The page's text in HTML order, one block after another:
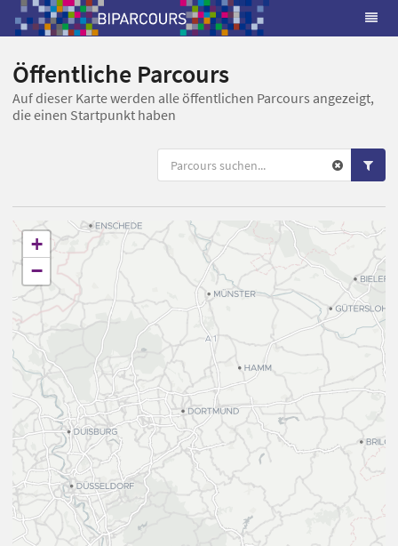
Öffentliche Parcours
Auf dieser Karte werden alle öffentlichen Parcours angezeigt,
die einen Startpunkt haben
+
−